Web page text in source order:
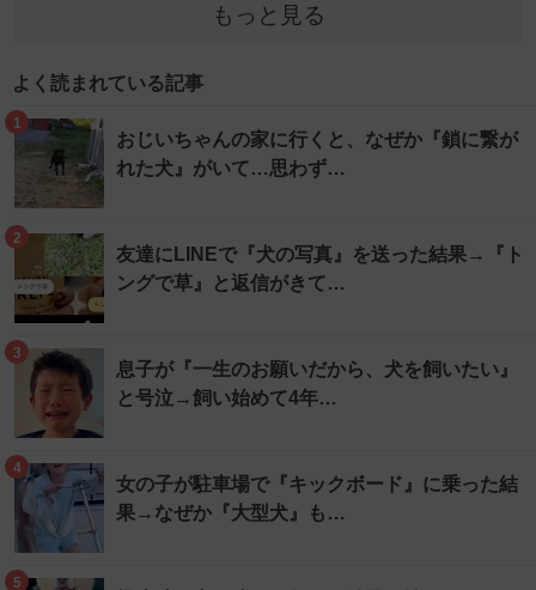
もっと見る
よく読まれている記事
1
おじいちゃんの家に行くと、なぜか『鎖に繋が
れた犬』がいて…思わず…
2
友達にLINEで『犬の写真』を送った結果→『ト
ングで草』と返信がきて…
3
息子が『一生のお願いだから、犬を飼いたい』
と号泣→飼い始めて4年…
4
女の子が駐車場で『キックボード』に乗った結
果→なぜか『大型犬』も…
5